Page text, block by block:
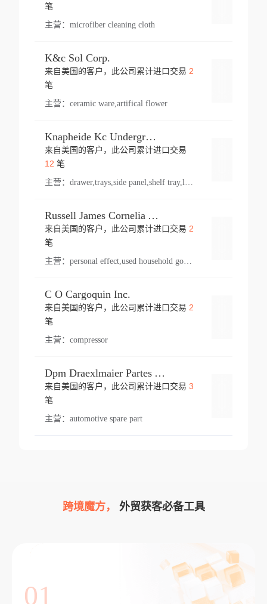
笔
主营： microfiber cleaning cloth
K&c Sol Corp.
来自美国的客户，此公司累计进口交易 2
笔
主营： ceramic ware,artifical flower
Knapheide Kc Underground
来自美国的客户，此公司累计进口交易
12 笔
主营：
Russell James Cornelia Arlington Va
来自美国的客户，此公司累计进口交易 2
笔
主营： personal effect,used household goods
C O Cargoquin Inc.
来自美国的客户，此公司累计进口交易 2
笔
主营： compressor
Dpm Draexlmaier Partes Automotrices Corr Ind Huejotzingo
来自美国的客户，此公司累计进口交易 3
笔
主营： automotive spare part
跨境魔方， 外贸获客必备工具
01